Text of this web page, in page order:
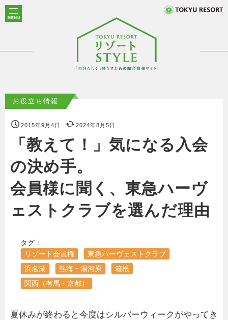
2015年9月4日 2024年8月5日
「教えて！」気になる入会
の決め手。
会員様に聞く、東急ハーヴ
ェストクラブを選んだ理由
タグ：
リゾート会員権
東急ハーヴェストクラブ
浜名湖
熱海・湯河原
箱根
関西（有馬・京都）
お役立ち情報
夏休みが終わると今度はシルバーウィークがやってき